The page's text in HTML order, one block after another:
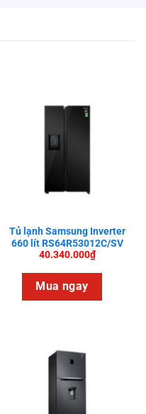
Tủ lạnh Samsung Inverter
660 lít RS64R53012C/SV
40.340.000₫
Mua ngay